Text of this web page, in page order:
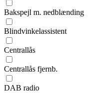
Bakspejl m. nedblænding
Blindvinkelassistent
Centrallås
Centrallås fjernb.
DAB radio